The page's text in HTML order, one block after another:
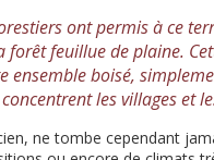
ont permis à ce
feuillue de plaine.
boisé,
les villages et
ne tombe cependant